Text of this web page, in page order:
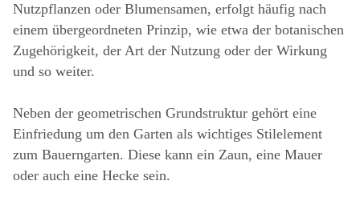
Nutzpflanzen oder Blumensamen, erfolgt häufig nach
einem übergeordneten Prinzip, wie etwa der botanischen
Zugehörigkeit, der Art der Nutzung oder der Wirkung
und so weiter.
Neben der geometrischen Grundstruktur gehört eine
Einfriedung um den Garten als wichtiges Stilelement
zum Bauerngarten. Diese kann ein Zaun, eine Mauer
oder auch eine Hecke sein.